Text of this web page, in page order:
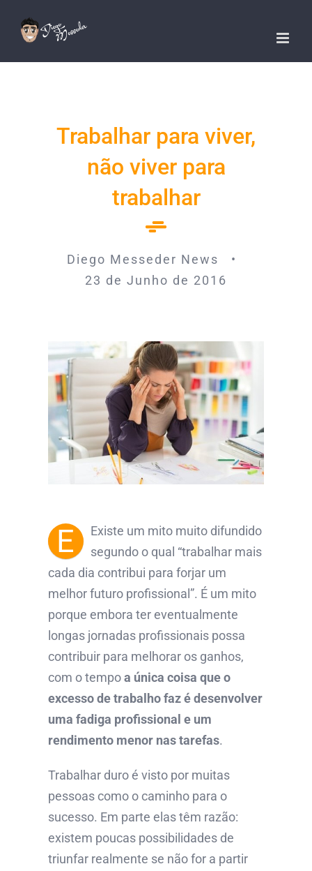
para
Trabalhar para viver,
não viver para
trabalhar
Diego Messeder News •
23 de Junho de 2016
E
Existe um mito muito difundido
segundo o qual “trabalhar mais
cada dia contribui para forjar um
melhor futuro profissional”. É um mito
porque embora ter eventualmente
longas jornadas profissionais possa
contribuir para melhorar os ganhos,
com o tempoa única coisa que o
excesso de trabalho faz é desenvolver
uma fadiga profissional e um
rendimento menor nas tarefas.
Trabalhar duro é visto por muitas
pessoas como o caminho para o
sucesso. Em parte elas têm razão:
existem poucas possibilidades de
triunfar realmente se não for a partir